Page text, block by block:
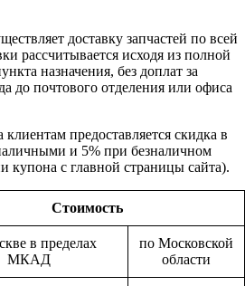
доставку запчастей по всей
рассчитывается исходя из полной
назначения, без доплат за
до почтового отделения или офиса
предоставляется скидка в
и 5% при безналичном
купона с главной страницы сайта).
Стоимость
в пределах
МКАД
по Московской
области